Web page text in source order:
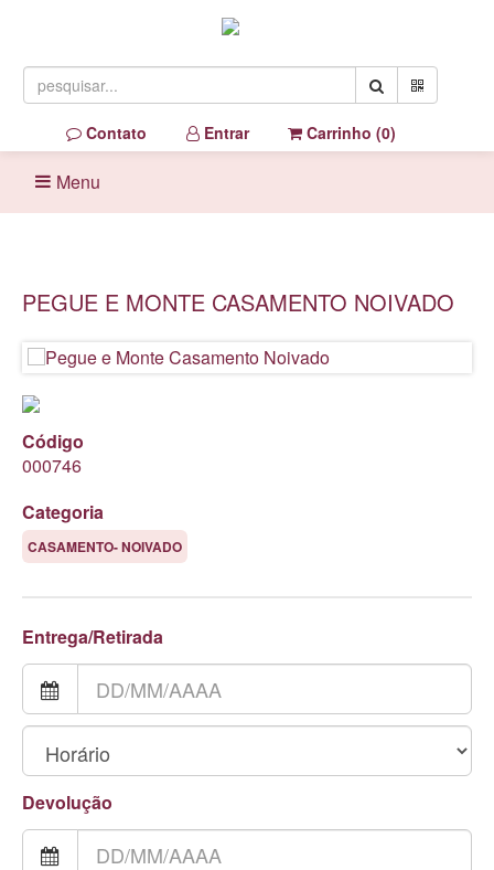
Contato Entrar Carrinho (0)
Menu
PEGUE E MONTE CASAMENTO NOIVADO
Código
000746
Categoria
CASAMENTO- NOIVADO
Entrega/Retirada
Devolução